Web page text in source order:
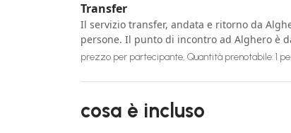
Transfer
Il servizio transfer, andata e ritorno da
persone. Il punto di incontro ad Alghero è
prezzo per partecipante, Quantità prenotabile: 1
cosa è incluso